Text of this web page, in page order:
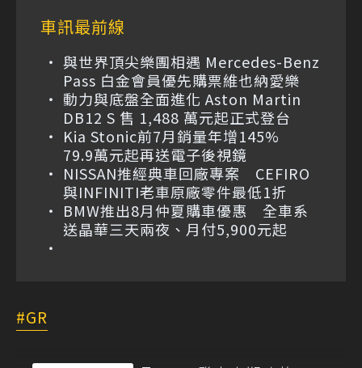
車訊最前線
與世界頂尖樂團相遇 Mercedes-Benz
Pass 白金會員優先購票維也納愛樂
動力與底盤全面進化 Aston Martin
DB12 S 售 1,488 萬元起正式登台
Kia Stonic前7月銷量年增145%
79.9萬元起再送電子後視鏡
NISSAN推經典車回廠專案 CEFIRO
與INFINITI老車原廠零件最低1折
BMW推出8月仲夏購車優惠 全車系
送晶華三天兩夜、月付5,900元起
GR